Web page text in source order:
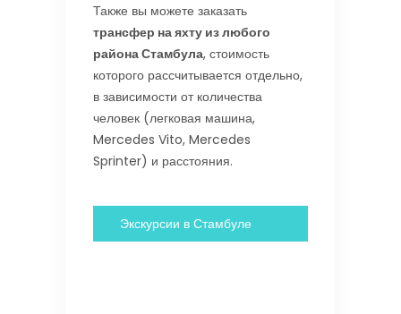
Также вы можете заказать
трансфер на яхту из любого
района Стамбула, стоимость
которого рассчитывается отдельно,
в зависимости от количества
человек (легковая машина,
Mercedes Vito, Mercedes
Sprinter) и расстояния.
Экскурсии в Стамбуле